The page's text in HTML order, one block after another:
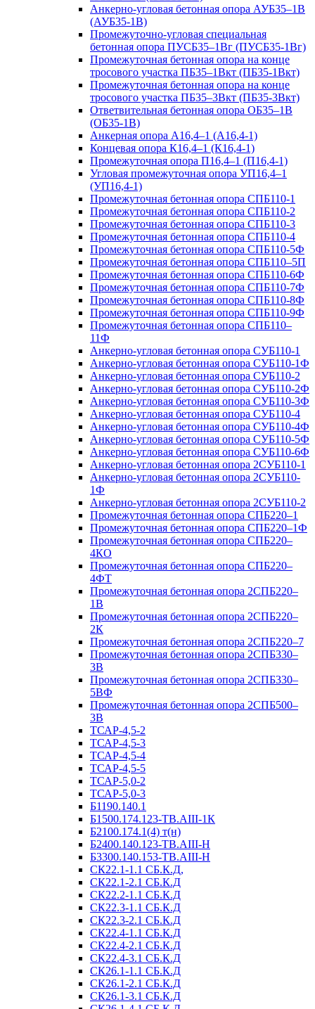
Анкерно-угловая бетонная опора АУБ35–1В
(АУБ35-1В)
Промежуточно-угловая специальная
бетонная опора ПУСБ35–1Вг (ПУСБ35-1Вг)
Промежуточная бетонная опора на конце
тросового участка ПБ35–1Вкт (ПБ35-1Вкт)
Промежуточная бетонная опора на конце
тросового участка ПБ35–3Вкт (ПБ35-3Вкт)
Ответвительная бетонная опора ОБ35–1В
(ОБ35-1В)
Анкерная опора А16,4–1 (А16,4-1)
Концевая опора К16,4–1 (К16,4-1)
Промежуточная опора П16,4–1 (П16,4-1)
Угловая промежуточная опора УП16,4–1
(УП16,4-1)
Промежуточная бетонная опора СПБ110-1
Промежуточная бетонная опора СПБ110-2
Промежуточная бетонная опора СПБ110-3
Промежуточная бетонная опора СПБ110-4
Промежуточная бетонная опора СПБ110-5Ф
Промежуточная бетонная опора СПБ110–5П
Промежуточная бетонная опора СПБ110-6Ф
Промежуточная бетонная опора СПБ110-7Ф
Промежуточная бетонная опора СПБ110-8Ф
Промежуточная бетонная опора СПБ110-9Ф
Промежуточная бетонная опора СПБ110–
11Ф
Анкерно-угловая бетонная опора СУБ110-1
Анкерно-угловая бетонная опора СУБ110-1Ф
Анкерно-угловая бетонная опора СУБ110-2
Анкерно-угловая бетонная опора СУБ110-2Ф
Анкерно-угловая бетонная опора СУБ110-3Ф
Анкерно-угловая бетонная опора СУБ110-4
Анкерно-угловая бетонная опора СУБ110-4Ф
Анкерно-угловая бетонная опора СУБ110-5Ф
Анкерно-угловая бетонная опора СУБ110-6Ф
Анкерно-угловая бетонная опора 2СУБ110-1
Анкерно-угловая бетонная опора 2СУБ110-
1Ф
Анкерно-угловая бетонная опора 2СУБ110-2
Промежуточная бетонная опора СПБ220–1
Промежуточная бетонная опора СПБ220–1Ф
Промежуточная бетонная опора СПБ220–
4КО
Промежуточная бетонная опора СПБ220–
4ФТ
Промежуточная бетонная опора 2СПБ220–
1В
Промежуточная бетонная опора 2СПБ220–
2К
Промежуточная бетонная опора 2СПБ220–7
Промежуточная бетонная опора 2СПБ330–
3В
Промежуточная бетонная опора 2СПБ330–
5ВФ
Промежуточная бетонная опора 2СПБ500–
3В
ТСАР-4,5-2
ТСАР-4,5-3
ТСАР-4,5-4
ТСАР-4,5-5
ТСАР-5,0-2
ТСАР-5,0-3
Б1190.140.1
Б1500.174.123-ТВ.АIII-1К
Б2100.174.1(4) т(н)
Б2400.140.123-ТВ.АIII-Н
Б3300.140.153-ТВ.АIII-Н
СК22.1-1.1 СБ.К.Д,
СК22.1-2.1 СБ.К.Д
СК22.2-1.1 СБ.К.Д
СК22.3-1.1 СБ.К.Д
СК22.3-2.1 СБ.К.Д
СК22.4-1.1 СБ.К.Д
СК22.4-2.1 СБ.К.Д
СК22.4-3.1 СБ.К.Д
СК26.1-1.1 СБ.К.Д
СК26.1-2.1 СБ.К.Д
СК26.1-3.1 СБ.К.Д